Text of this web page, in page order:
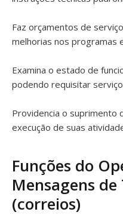
Faz orçamentos de
melhorias nos programas
Examina o estado de
podendo requisitar
Providencia o suprimento
execução de suas
Funções do
Mensagens
(correios)